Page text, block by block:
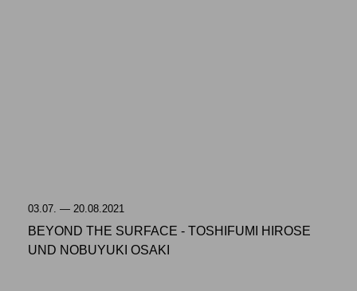
03.07. — 20.08.2021
BEYOND THE SURFACE - TOSHIFUMI HIROSE
UND NOBUYUKI OSAKI